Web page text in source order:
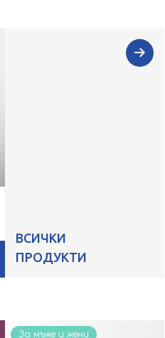
ВСИЧКИ
ПРОДУКТИ
За мъже и жени